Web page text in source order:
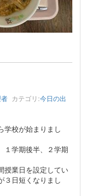
カテゴリ:今日の出
学校が始まりまし
１学期後半、２学期
授業日を設定してい
３日短くなりまし